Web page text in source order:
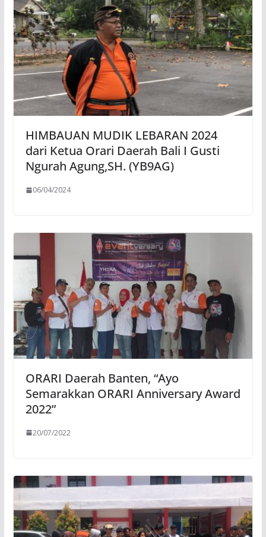
HIMBAUAN MUDIK LEBARAN 2024
dari Ketua Orari Daerah Bali I Gusti
Ngurah Agung,SH. (YB9AG)
06/04/2024
ORARI Daerah Banten, “Ayo
Semarakkan ORARI Anniversary Award
2022”
20/07/2022